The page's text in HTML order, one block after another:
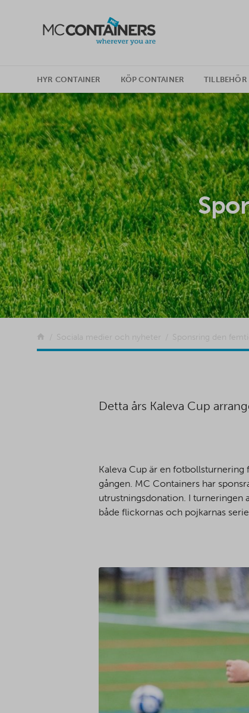
HYR CONTAINER KÖP CONTAINER TILLBEHÖR
Tillbaka
Sociala medier och nyheter Sponsring den
Detta års Kaleva Cup
Kaleva Cup är en
gången. MC Containers har
utrustningsdonation. I turneringen
både flickornas och pojkarnas